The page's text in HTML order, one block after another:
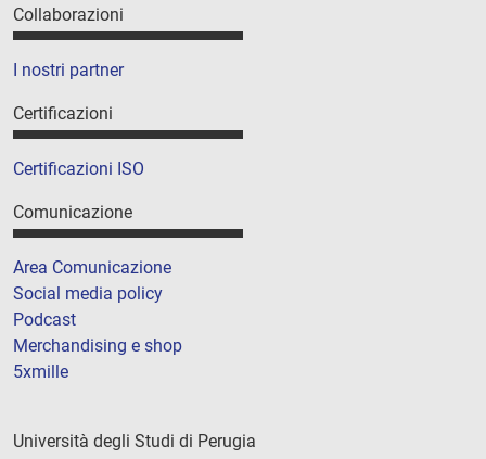
Collaborazioni
I nostri partner
Certificazioni
Certificazioni ISO
Comunicazione
Area Comunicazione
Social media policy
Podcast
Merchandising e shop
5xmille
Università degli Studi di Perugia